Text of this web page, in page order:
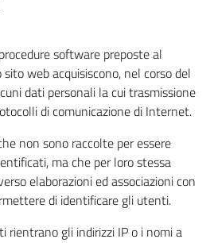
software preposte al
web acquisiscono, nel corso del
dati personali la cui trasmissione
di comunicazione di Internet.
non sono raccolte per essere
ma che per loro stessa
elaborazioni ed associazioni con
di identificare gli utenti.
rientrano gli indirizzi IP o i nomi a